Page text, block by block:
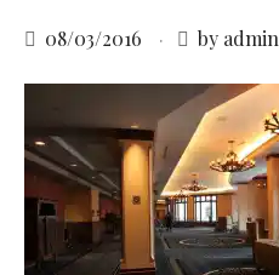
08/03/2016 by admin